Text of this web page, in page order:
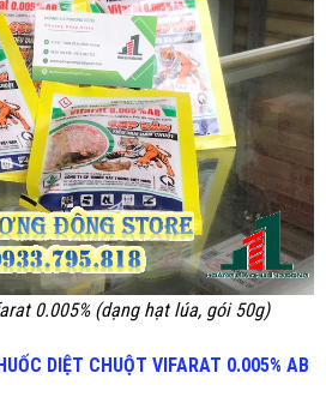
0.005% (dạng hạt lúa, gói 50g)
DIỆT CHUỘT VIFARAT 0.005% AB